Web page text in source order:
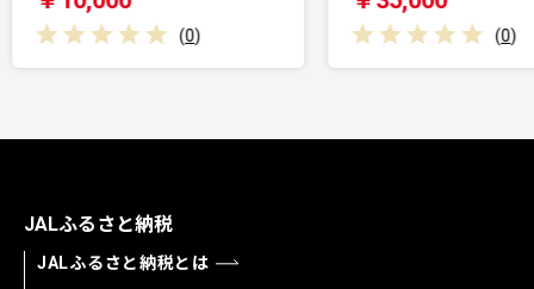
JALふるさと納税
JALふるさと納税とは